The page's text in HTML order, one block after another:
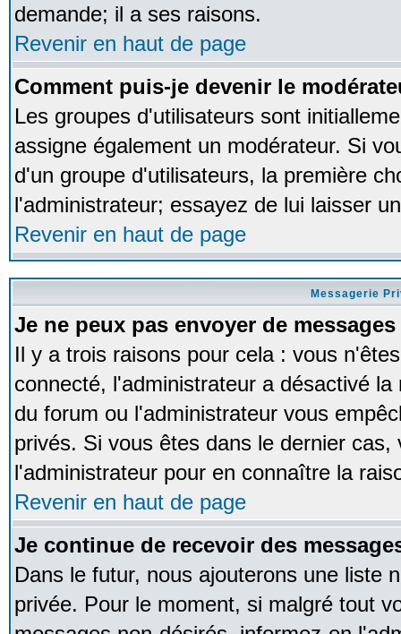
demande; il a ses raisons.
Revenir en haut de page
Comment puis-je devenir le
Les groupes d'utilisateurs sont
assigne également un modérateur. Si
d'un groupe d'utilisateurs, la première
l'administrateur; essayez de lui laisser
Revenir en haut de page
Messagerie
Je ne peux pas envoyer de
Il y a trois raisons pour cela : vous
connecté, l'administrateur a désactivé
du forum ou l'administrateur vous
privés. Si vous êtes dans le dernier
l'administrateur pour en connaître la
Revenir en haut de page
Je continue de recevoir des
Dans le futur, nous ajouterons une liste
privée. Pour le moment, si malgré tout